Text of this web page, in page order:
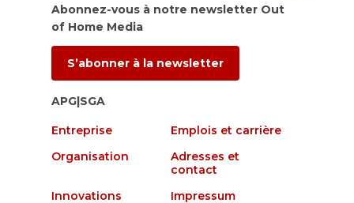
Abonnez-vous à notre newsletter Out
of Home Media
S’abonner à la newsletter
APG|SGA
Entreprise
Emplois et carrière
Organisation
Adresses et
contact
Innovations
Impressum